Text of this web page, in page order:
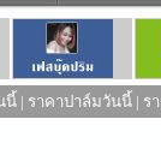
นี้ | ราคาปาล์มวันนี้ | ร